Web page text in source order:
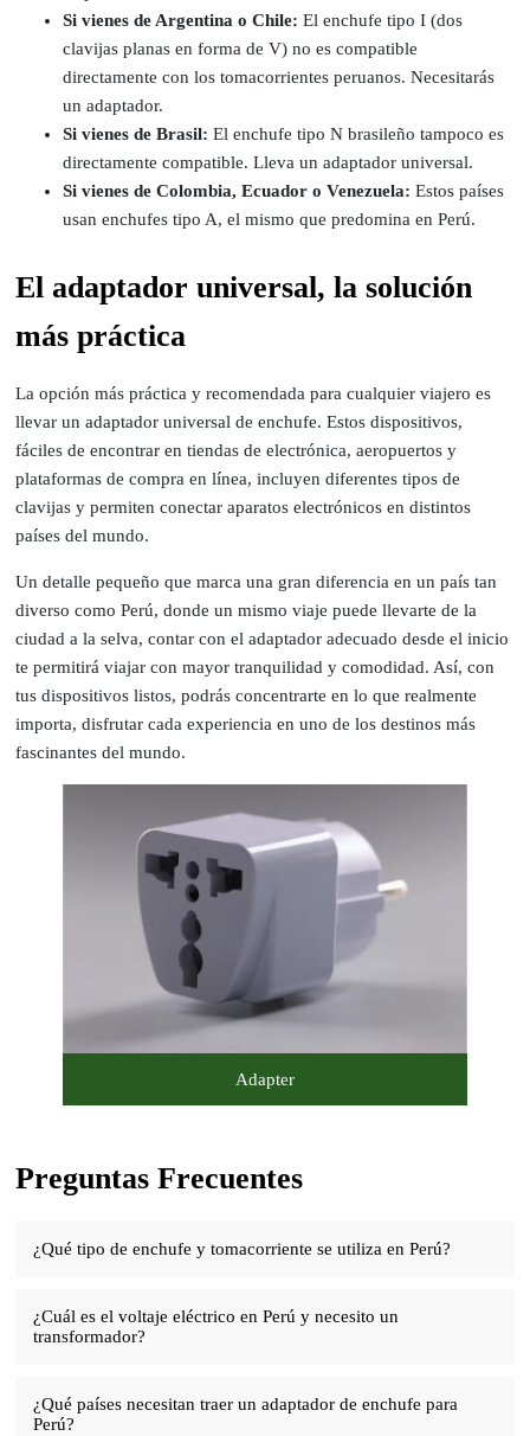
Si vienes de Argentina o Chile: El enchufe tipo I (dos
clavijas planas en forma de V) no es compatible
directamente con los tomacorrientes peruanos. Necesitarás
un adaptador.
Si vienes de Brasil: El enchufe tipo N brasileño tampoco es
directamente compatible. Lleva un adaptador universal.
Si vienes de Colombia, Ecuador o Venezuela: Estos países
usan enchufes tipo A, el mismo que predomina en Perú.
El adaptador universal, la solución
más práctica
La opción más práctica y recomendada para cualquier viajero es
llevar un adaptador universal de enchufe. Estos dispositivos,
fáciles de encontrar en tiendas de electrónica, aeropuertos y
plataformas de compra en línea, incluyen diferentes tipos de
clavijas y permiten conectar aparatos electrónicos en distintos
países del mundo.
Un detalle pequeño que marca una gran diferencia en un país tan
diverso como Perú, donde un mismo viaje puede llevarte de la
ciudad a la selva, contar con el adaptador adecuado desde el inicio
te permitirá viajar con mayor tranquilidad y comodidad. Así, con
tus dispositivos listos, podrás concentrarte en lo que realmente
importa, disfrutar cada experiencia en uno de los destinos más
fascinantes del mundo.
Adapter
Preguntas Frecuentes
¿Qué tipo de enchufe y tomacorriente se utiliza en Perú?
¿Cuál es el voltaje eléctrico en Perú y necesito un
transformador?
¿Qué países necesitan traer un adaptador de enchufe para
Perú?